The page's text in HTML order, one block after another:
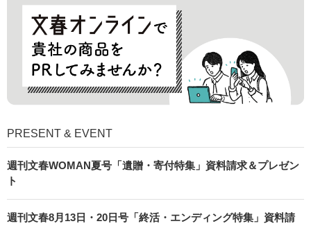
PRESENT & EVENT
週刊文春WOMAN夏号「遺贈・寄付特集」資料請求＆プレゼン
ト
週刊文春8月13日・20日号「終活・エンディング特集」資料請